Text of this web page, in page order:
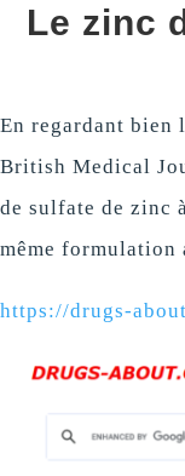
Le zinc
En regardant bien
British Medical
de sulfate de zinc
même
https://drugs-